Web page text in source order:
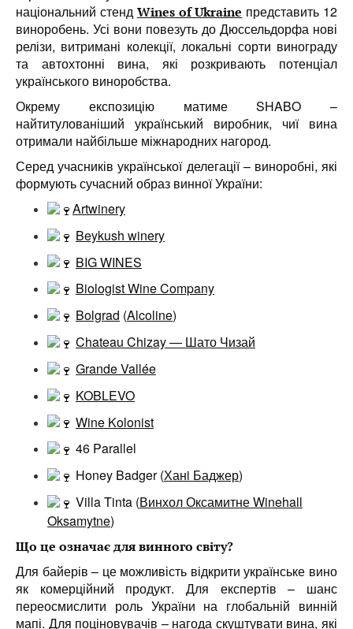
національний стенд Wines of Ukraine представить 12
виноробень. Усі вони повезуть до Дюссельдорфа нові
релізи, витримані колекції, локальні сорти винограду
та автохтонні вина, які розкривають потенціал
українського виноробства.
Окрему експозицію матиме SHABO –
найтитулованіший український виробник, чиї вина
отримали найбільше міжнародних нагород.
Серед учасників української делегації – виноробні, які
формують сучасний образ винної України:
Artwinery
Beykush winery
BIG WINES
Biologist Wine Company
Bolgrad (Alcoline)
Chateau Chizay — Шато Чизай
Grande Vallée
KOBLEVO
Wine Kolonist
46 Parallel
Honey Badger (Ханi Баджер)
Villa Tinta (Винхол Оксамитне Winehall
Oksamytne)
Що це означає для винного світу?
Для байерів – це можливість відкрити українське вино
як комерційний продукт. Для експертів – шанс
переосмислити роль України на глобальній винній
мапі. Для поціновувачів – нагода скуштувати вина, які